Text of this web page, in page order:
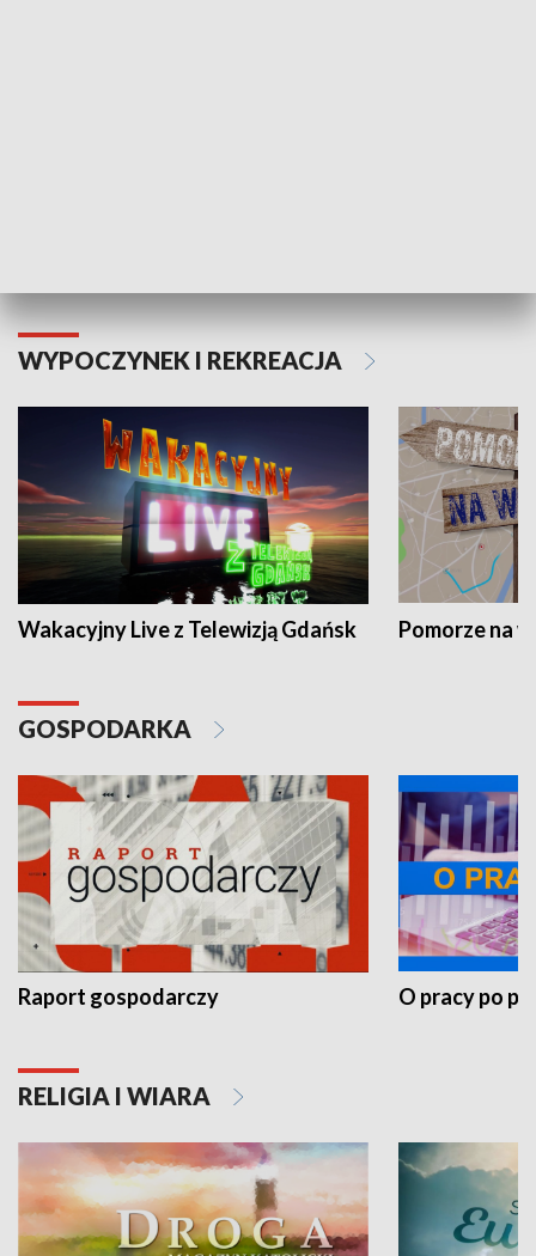
WYPOCZYNEK I REKREACJA
Wakacyjny Live z Telewizją Gdańsk Pomorze na
GOSPODARKA
Raport gospodarczy O pracy po
RELIGIA I WIARA